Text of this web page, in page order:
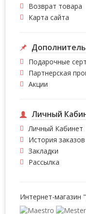
Возврат товара
Карта сайта
Подарочные
Партнерская
Акции
Личный
Личный Кабинет
История заказов
Закладки
Рассылка
Интернет-магазин